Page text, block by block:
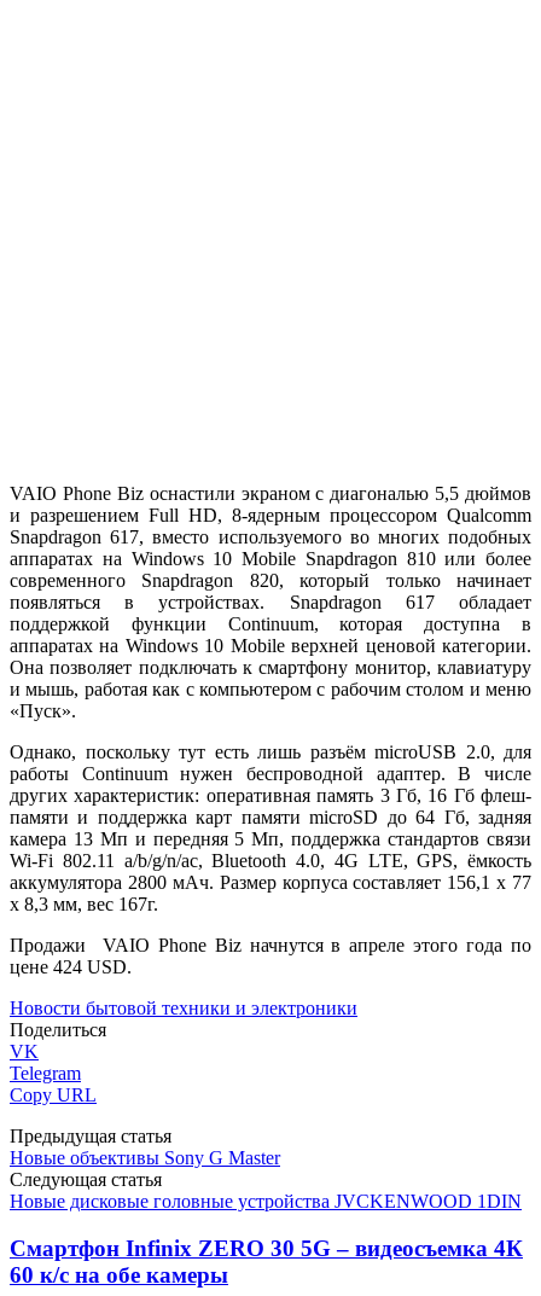
VAIO Phone Biz оснастили экраном с диагональю 5,5 дюймов
и разрешением Full HD, 8-ядерным процессором Qualcomm
Snapdragon 617, вместо используемого во многих подобных
аппаратах на Windows 10 Mobile Snapdragon 810 или более
современного Snapdragon 820, который только начинает
появляться в устройствах. Snapdragon 617 обладает
поддержкой функции Continuum, которая доступна в
аппаратах на Windows 10 Mobile верхней ценовой категории.
Она позволяет подключать к смартфону монитор, клавиатуру
и мышь, работая как с компьютером с рабочим столом и меню
«Пуск».
Однако, поскольку тут есть лишь разъём microUSB 2.0, для
работы Continuum нужен беспроводной адаптер. В числе
других характеристик: оперативная память 3 Гб, 16 Гб флеш-
памяти и поддержка карт памяти microSD до 64 Гб, задняя
камера 13 Мп и передняя 5 Мп, поддержка стандартов связи
Wi-Fi 802.11 a/b/g/n/ac, Bluetooth 4.0, 4G LTE, GPS, ёмкость
аккумулятора 2800 мАч. Размер корпуса составляет 156,1 x 77
x 8,3 мм, вес 167г.
Продажи VAIO Phone Biz начнутся в апреле этого года по
цене 424 USD.
Новости бытовой техники и электроники
Поделиться
VK
Telegram
Copy URL
Предыдущая статья
Новые объективы Sony G Master
Следующая статья
Новые дисковые головные устройства JVCKENWOOD 1DIN
Смартфон Infinix ZERO 30 5G – видеосъемка 4К
60 к/с на обе камеры